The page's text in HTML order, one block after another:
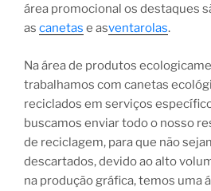
área promocional os destaques
as canetas e asventarolas.
Na área de produtos
trabalhamos com canetas
reciclados em serviços
buscamos enviar todo o nosso
de reciclagem, para que não
descartados, devido ao alto
na produção gráfica, temos uma